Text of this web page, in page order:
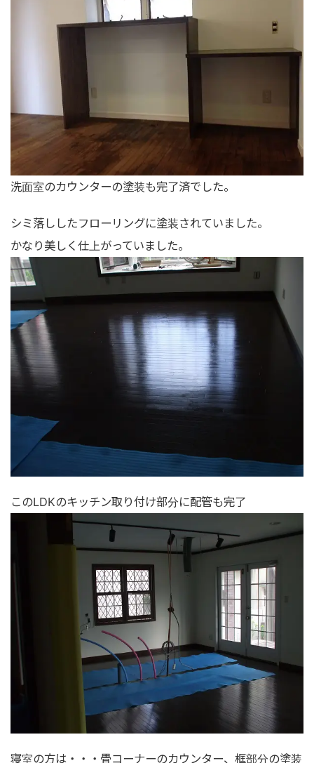
洗面室のカウンターの塗装も完了済でした。
シミ落ししたフローリングに塗装されていました。
かなり美しく仕上がっていました。
このLDKのキッチン取り付け部分に配管も完了
寝室の方は・・・畳コーナーのカウンター、框部分の塗装